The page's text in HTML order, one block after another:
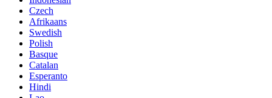
Czech
Afrikaans
Swedish
Polish
Basque
Catalan
Esperanto
Hindi